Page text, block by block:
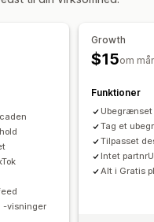
Videoskabeloner
-visninger
Growth
$15om
Funktioner
Tag et
Tilpasset
Intet
Alt i Gratis